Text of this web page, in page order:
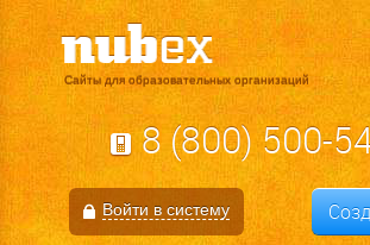
Сайты для образовательных организаций
8 (800) 500-
Войти в систему